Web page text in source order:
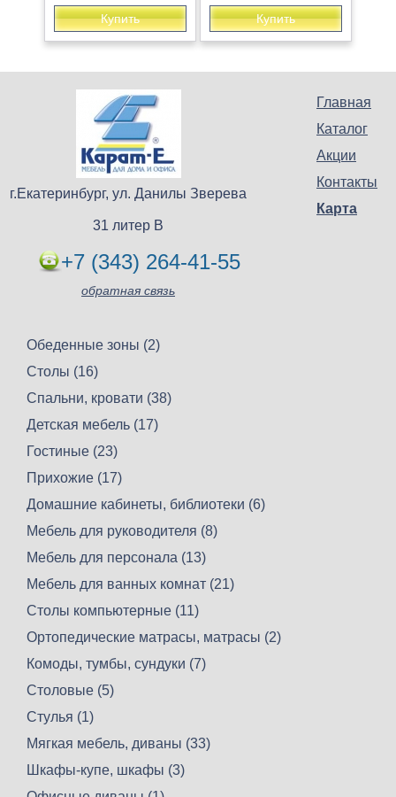
Купить Купить
Главная
Каталог
Акции
Контакты
Карта
г.Екатеринбург, ул. Данилы Зверева
31 литер В
+7 (343) 264-41-55
обратная связь
Обеденные зоны (2)
Столы (16)
Спальни, кровати (38)
Детская мебель (17)
Гостиные (23)
Прихожие (17)
Домашние кабинеты, библиотеки (6)
Мебель для руководителя (8)
Мебель для персонала (13)
Мебель для ванных комнат (21)
Столы компьютерные (11)
Ортопедические матрасы, матрасы (2)
Комоды, тумбы, сундуки (7)
Столовые (5)
Стулья (1)
Мягкая мебель, диваны (33)
Шкафы-купе, шкафы (3)